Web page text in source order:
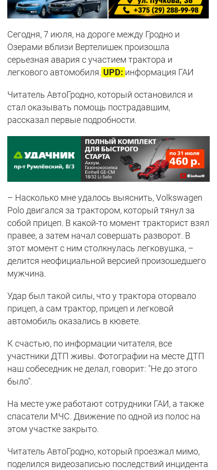
Сегодня, 7 июля, на дороге между Гродно и
Озерами вблизи Вертелишек произошла
серьезная авария с участием трактора и
легкового автомобиля. UPD: информация ГАИ
Читатель АвтоГродно, который остановился и
стал оказывать помощь пострадавшим,
рассказал первые подробности.
– Насколько мне удалось выяснить, Volkswagen
Polo двигался за трактором, который тянул за
собой прицеп. В какой-то момент тракторист взял
правее, а затем начал совершать разворот. В
этот момент с ним столкнулась легковушка, –
делится неофициальной версией произошедшего
мужчина.
Удар был такой силы, что у трактора оторвало
прицеп, а сам трактор, прицеп и легковой
автомобиль оказались в кювете.
К счастью, по информации читателя, все
участники ДТП живы. Фотографии на месте ДТП
наш собеседник не делал, говорит: "Не до этого
было".
На месте уже работают сотрудники ГАИ, а также
спасатели МЧС. Движение по одной из полос на
этом участке закрыто.
Читатель АвтоГродно, который проезжал мимо,
поделился видеозаписью последствий инцидента